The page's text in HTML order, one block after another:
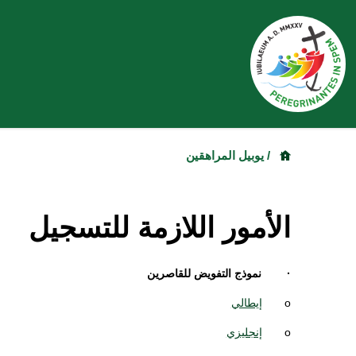
/ يوبيل المراهقين
الأمور اللازمة للتسجيل
· نموذج التفويض للقاصرين
o إيطالي
o إنجليزي